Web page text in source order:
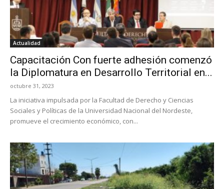
Actualidad
Capacitación Con fuerte adhesión comenzó
la Diplomatura en Desarrollo Territorial en...
octubre 31, 2023
La iniciativa impulsada por la Facultad de Derecho y Ciencias
Sociales y Políticas de la Universidad Nacional del Nordeste,
promueve el crecimiento económico, con...